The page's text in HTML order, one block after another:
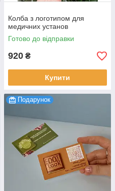
Колба з логотипом для
медичних установ
Готово до відправки
920 ₴
Купити
Подарунок